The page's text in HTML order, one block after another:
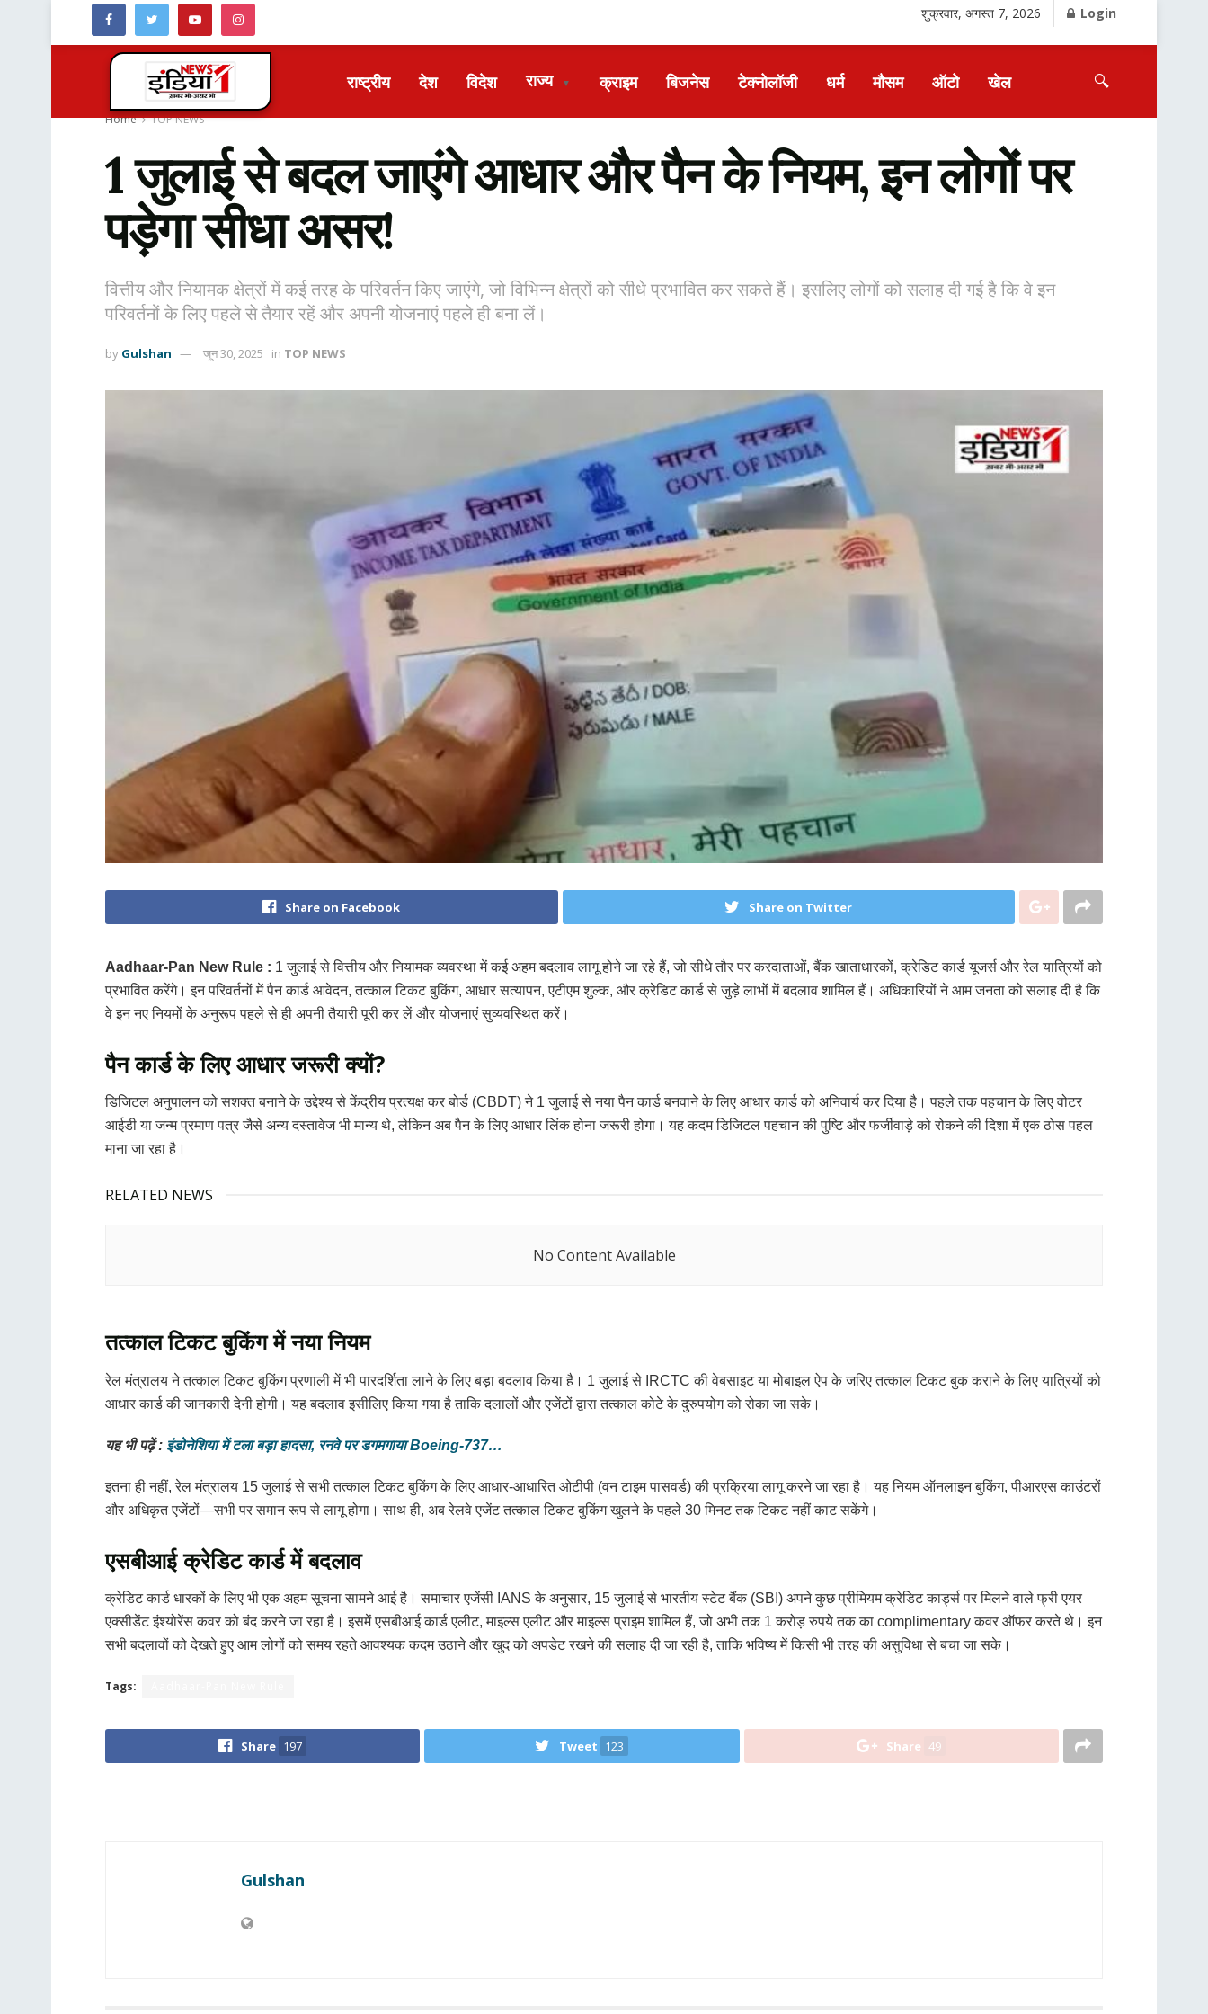
शुक्रवार, अगस्त 7, 2026 Login
राष्ट्रीय देश विदेश राज्य ▼ क्राइम बिजनेस टेक्नोलॉजी धर्म मौसम ऑटो खेल 🔍
Home TOP NEWS
1 जुलाई से बदल जाएंगे आधार और पैन के नियम, इन लोगों पर
पड़ेगा सीधा असर!
वित्तीय और नियामक क्षेत्रों में कई तरह के परिवर्तन किए जाएंगे, जो विभिन्न क्षेत्रों को सीधे प्रभावित कर सकते हैं। इसलिए लोगों को सलाह दी गई है कि वे इन
परिवर्तनों के लिए पहले से तैयार रहें और अपनी योजनाएं पहले ही बना लें।
by Gulshan जून 30, 2025 in TOP NEWS
Share on Facebook Share on Twitter
Aadhaar-Pan New Rule : 1 जुलाई से वित्तीय और नियामक व्यवस्था में कई अहम बदलाव लागू होने जा रहे हैं, जो सीधे तौर पर करदाताओं, बैंक खाताधारकों, क्रेडिट कार्ड यूजर्स और रेल यात्रियों को
प्रभावित करेंगे। इन परिवर्तनों में पैन कार्ड आवेदन, तत्काल टिकट बुकिंग, आधार सत्यापन, एटीएम शुल्क, और क्रेडिट कार्ड से जुड़े लाभों में बदलाव शामिल हैं। अधिकारियों ने आम जनता को सलाह दी है कि
वे इन नए नियमों के अनुरूप पहले से ही अपनी तैयारी पूरी कर लें और योजनाएं सुव्यवस्थित करें।
पैन कार्ड के लिए आधार जरूरी क्यों?
डिजिटल अनुपालन को सशक्त बनाने के उद्देश्य से केंद्रीय प्रत्यक्ष कर बोर्ड (CBDT) ने 1 जुलाई से नया पैन कार्ड बनवाने के लिए आधार कार्ड को अनिवार्य कर दिया है। पहले तक पहचान के लिए वोटर
आईडी या जन्म प्रमाण पत्र जैसे अन्य दस्तावेज भी मान्य थे, लेकिन अब पैन के लिए आधार लिंक होना जरूरी होगा। यह कदम डिजिटल पहचान की पुष्टि और फर्जीवाड़े को रोकने की दिशा में एक ठोस पहल
माना जा रहा है।
RELATED NEWS
No Content Available
तत्काल टिकट बुकिंग में नया नियम
रेल मंत्रालय ने तत्काल टिकट बुकिंग प्रणाली में भी पारदर्शिता लाने के लिए बड़ा बदलाव किया है। 1 जुलाई से IRCTC की वेबसाइट या मोबाइल ऐप के जरिए तत्काल टिकट बुक कराने के लिए यात्रियों को
आधार कार्ड की जानकारी देनी होगी। यह बदलाव इसीलिए किया गया है ताकि दलालों और एजेंटों द्वारा तत्काल कोटे के दुरुपयोग को रोका जा सके।
यह भी पढ़ें : इंडोनेशिया में टला बड़ा हादसा, रनवे पर डगमगाया Boeing-737…
इतना ही नहीं, रेल मंत्रालय 15 जुलाई से सभी तत्काल टिकट बुकिंग के लिए आधार-आधारित ओटीपी (वन टाइम पासवर्ड) की प्रक्रिया लागू करने जा रहा है। यह नियम ऑनलाइन बुकिंग, पीआरएस काउंटरों
और अधिकृत एजेंटों—सभी पर समान रूप से लागू होगा। साथ ही, अब रेलवे एजेंट तत्काल टिकट बुकिंग खुलने के पहले 30 मिनट तक टिकट नहीं काट सकेंगे।
एसबीआई क्रेडिट कार्ड में बदलाव
क्रेडिट कार्ड धारकों के लिए भी एक अहम सूचना सामने आई है। समाचार एजेंसी IANS के अनुसार, 15 जुलाई से भारतीय स्टेट बैंक (SBI) अपने कुछ प्रीमियम क्रेडिट कार्ड्स पर मिलने वाले फ्री एयर
एक्सीडेंट इंश्योरेंस कवर को बंद करने जा रहा है। इसमें एसबीआई कार्ड एलीट, माइल्स एलीट और माइल्स प्राइम शामिल हैं, जो अभी तक 1 करोड़ रुपये तक का complimentary कवर ऑफर करते थे। इन
सभी बदलावों को देखते हुए आम लोगों को समय रहते आवश्यक कदम उठाने और खुद को अपडेट रखने की सलाह दी जा रही है, ताकि भविष्य में किसी भी तरह की असुविधा से बचा जा सके।
Tags:
Share 197 Tweet 123 Share 49
Gulshan